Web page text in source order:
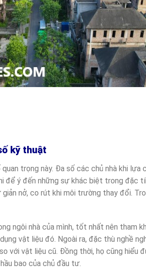
kỹ thuật
trọng này. Đa số các chủ nhà khi
để ý đến những sự khác biệt trong đặc
nở, co rút khi môi trường thay đổi.
ngôi nhà của mình, tốt nhất nên tham
vật liệu đó. Ngoài ra, đặc thù nghề
với vật liệu cũ. Đồng thời, họ cũng hiểu
bao của chủ đầu tư.